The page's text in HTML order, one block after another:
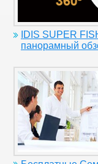
IDIS SUPER
панорамный